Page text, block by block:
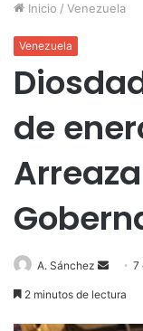
Inicio / Venezuela
Venezuela
de
A. Sánchez
Send7
2 minutos de lectura